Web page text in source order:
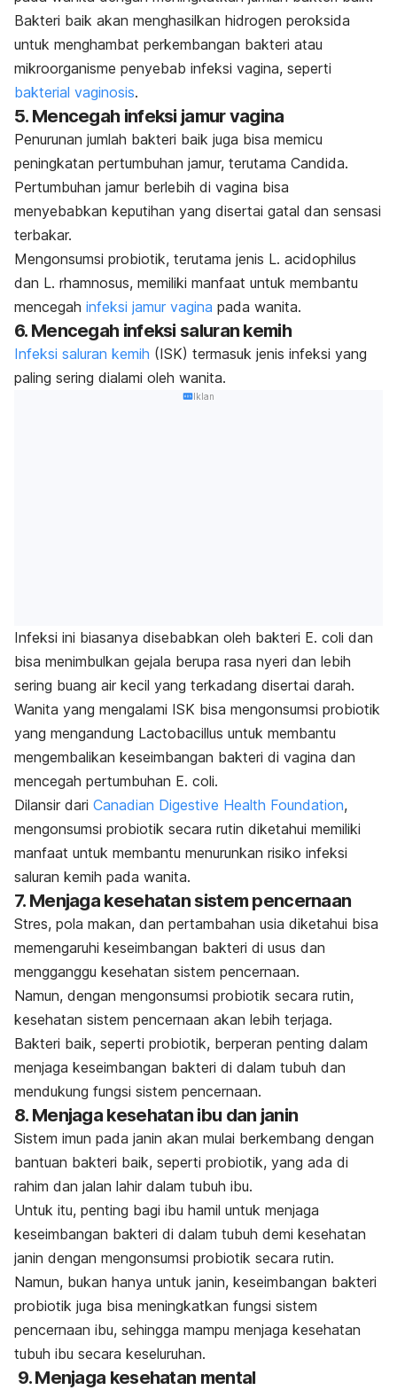
Bakteri baik akan menghasilkan hidrogen peroksida
untuk menghambat perkembangan bakteri atau
mikroorganisme penyebab infeksi vagina, seperti
bakterial vaginosis.
5. Mencegah infeksi jamur vagina
Penurunan jumlah bakteri baik juga bisa memicu
peningkatan pertumbuhan jamur, terutama Candida.
Pertumbuhan jamur berlebih di vagina bisa
menyebabkan keputihan yang disertai gatal dan sensasi
terbakar.
Mengonsumsi probiotik, terutama jenis L. acidophilus
dan L. rhamnosus, memiliki manfaat untuk membantu
mencegah infeksi jamur vagina pada wanita.
6. Mencegah infeksi saluran kemih
Infeksi saluran kemih (ISK) termasuk jenis infeksi yang
paling sering dialami oleh wanita.
Iklan
Infeksi ini biasanya disebabkan oleh bakteri E. coli dan
bisa menimbulkan gejala berupa rasa nyeri dan lebih
sering buang air kecil yang terkadang disertai darah.
Wanita yang mengalami ISK bisa mengonsumsi probiotik
yang mengandung Lactobacillus untuk membantu
mengembalikan keseimbangan bakteri di vagina dan
mencegah pertumbuhan E. coli.
Dilansir dari Canadian Digestive Health Foundation,
mengonsumsi probiotik secara rutin diketahui memiliki
manfaat untuk membantu menurunkan risiko infeksi
saluran kemih pada wanita.
7. Menjaga kesehatan sistem pencernaan
Stres, pola makan, dan pertambahan usia diketahui bisa
memengaruhi keseimbangan bakteri di usus dan
mengganggu kesehatan sistem pencernaan.
Namun, dengan mengonsumsi probiotik secara rutin,
kesehatan sistem pencernaan akan lebih terjaga.
Bakteri baik, seperti probiotik, berperan penting dalam
menjaga keseimbangan bakteri di dalam tubuh dan
mendukung fungsi sistem pencernaan.
8. Menjaga kesehatan ibu dan janin
Sistem imun pada janin akan mulai berkembang dengan
bantuan bakteri baik, seperti probiotik, yang ada di
rahim dan jalan lahir dalam tubuh ibu.
Untuk itu, penting bagi ibu hamil untuk menjaga
keseimbangan bakteri di dalam tubuh demi kesehatan
janin dengan mengonsumsi probiotik secara rutin.
Namun, bukan hanya untuk janin, keseimbangan bakteri
probiotik juga bisa meningkatkan fungsi sistem
pencernaan ibu, sehingga mampu menjaga kesehatan
tubuh ibu secara keseluruhan.
9. Menjaga kesehatan mental